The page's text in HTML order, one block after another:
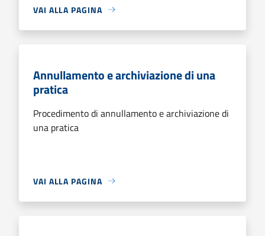
VAI ALLA PAGINA
Annullamento e archiviazione di una
pratica
Procedimento di annullamento e archiviazione di
una pratica
VAI ALLA PAGINA